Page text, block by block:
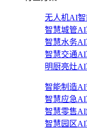
无人机AI
智慧城管
智慧水务
智慧交通
明厨亮灶
智能制造
智慧应急
智慧零售
智慧园区